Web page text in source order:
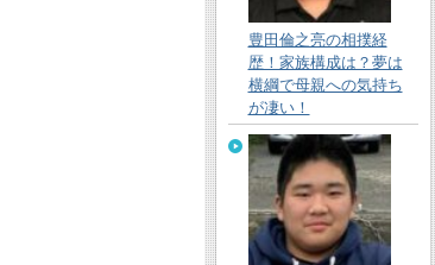
豊田倫之亮の相撲経
歴！家族構成は？夢は
横綱で母親への気持ち
が凄い！